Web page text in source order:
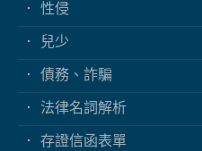
性侵
兒少
債務、詐騙
法律名詞解析
存證信函表單